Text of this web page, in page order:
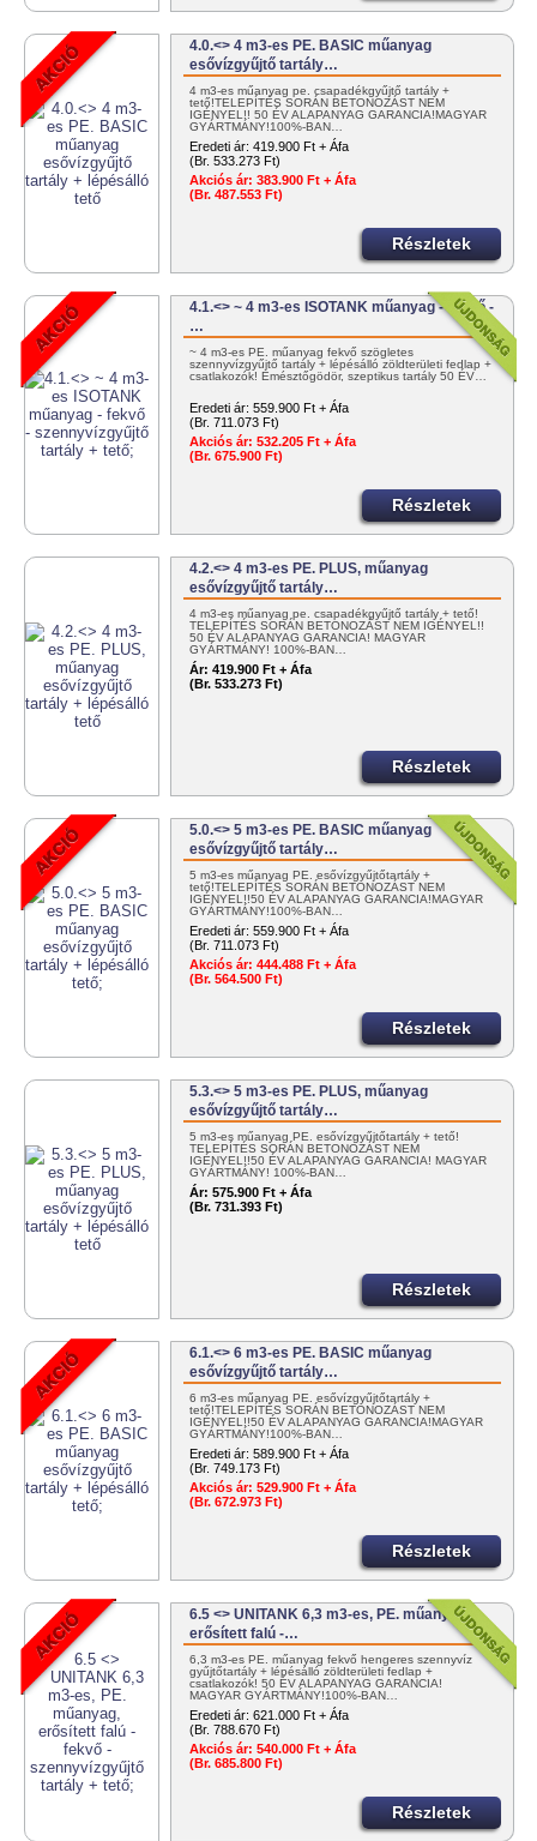
4.0.<> 4 m3-es PE. BASIC műanyag
esővízgyűjtő tartály…
4 m3-es műanyag pe. csapadékgyűjtő tartály +
tető!TELEPÍTÉS SORÁN BETONOZÁST NEM
IGÉNYEL!! 50 ÉV ALAPANYAG GARANCIA!MAGYAR
GYÁRTMÁNY!100%-BAN…
Eredeti ár: 419.900 Ft + Áfa
(Br. 533.273 Ft)
Akciós ár: 383.900 Ft + Áfa
(Br. 487.553 Ft)
Részletek
4.1.<> ~ 4 m3-es ISOTANK műanyag - fekvő -
…
~ 4 m3-es PE. műanyag fekvő szögletes
szennyvízgyűjtő tartály + lépésálló zöldterületi fedlap +
csatlakozók! Emésztőgödör, szeptikus tartály 50 ÉV…
Eredeti ár: 559.900 Ft + Áfa
(Br. 711.073 Ft)
Akciós ár: 532.205 Ft + Áfa
(Br. 675.900 Ft)
Részletek
4.2.<> 4 m3-es PE. PLUS, műanyag
esővízgyűjtő tartály…
4 m3-es műanyag pe. csapadékgyűjtő tartály + tető!
TELEPÍTÉS SORÁN BETONOZÁST NEM IGÉNYEL!!
50 ÉV ALAPANYAG GARANCIA! MAGYAR
GYÁRTMÁNY! 100%-BAN…
Ár: 419.900 Ft + Áfa
(Br. 533.273 Ft)
Részletek
5.0.<> 5 m3-es PE. BASIC műanyag
esővízgyűjtő tartály…
5 m3-es műanyag PE. esővízgyűjtőtartály +
tető!TELEPÍTÉS SORÁN BETONOZÁST NEM
IGÉNYEL!!50 ÉV ALAPANYAG GARANCIA!MAGYAR
GYÁRTMÁNY!100%-BAN…
Eredeti ár: 559.900 Ft + Áfa
(Br. 711.073 Ft)
Akciós ár: 444.488 Ft + Áfa
(Br. 564.500 Ft)
Részletek
5.3.<> 5 m3-es PE. PLUS, műanyag
esővízgyűjtő tartály…
5 m3-es műanyag PE. esővízgyűjtőtartály + tető!
TELEPÍTÉS SORÁN BETONOZÁST NEM
IGÉNYEL!!50 ÉV ALAPANYAG GARANCIA! MAGYAR
GYÁRTMÁNY! 100%-BAN…
Ár: 575.900 Ft + Áfa
(Br. 731.393 Ft)
Részletek
6.1.<> 6 m3-es PE. BASIC műanyag
esővízgyűjtő tartály…
6 m3-es műanyag PE. esővízgyűjtőtartály +
tető!TELEPÍTÉS SORÁN BETONOZÁST NEM
IGÉNYEL!!50 ÉV ALAPANYAG GARANCIA!MAGYAR
GYÁRTMÁNY!100%-BAN…
Eredeti ár: 589.900 Ft + Áfa
(Br. 749.173 Ft)
Akciós ár: 529.900 Ft + Áfa
(Br. 672.973 Ft)
Részletek
6.5 <> UNITANK 6,3 m3-es, PE. műanyag,
erősített falú -…
6,3 m3-es PE. műanyag fekvő hengeres szennyvíz
gyűjtőtartály + lépésálló zöldterületi fedlap +
csatlakozók! 50 ÉV ALAPANYAG GARANCIA!
MAGYAR GYÁRTMÁNY!100%-BAN…
Eredeti ár: 621.000 Ft + Áfa
(Br. 788.670 Ft)
Akciós ár: 540.000 Ft + Áfa
(Br. 685.800 Ft)
Részletek